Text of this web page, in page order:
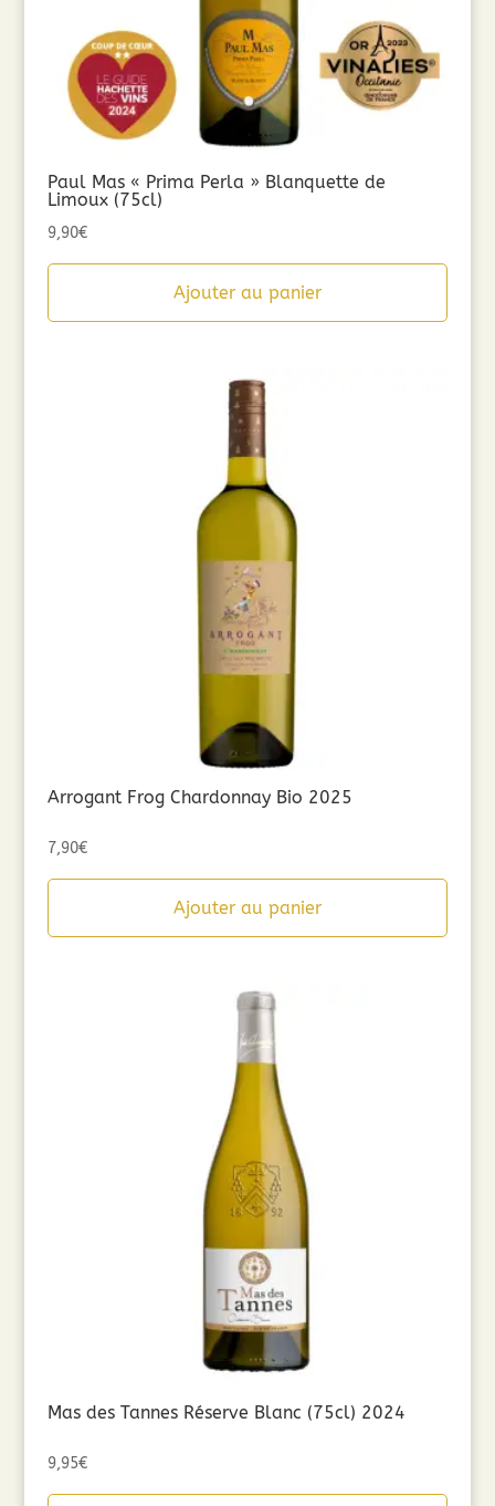
Paul Mas « Prima Perla » Blanquette de
Limoux (75cl)
9,90€
Ajouter au panier
Arrogant Frog Chardonnay Bio 2025
7,90€
Ajouter au panier
Mas des Tannes Réserve Blanc (75cl) 2024
9,95€